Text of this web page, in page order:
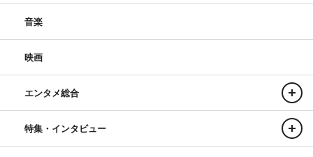
音楽
映画
エンタメ総合
特集・インタビュー